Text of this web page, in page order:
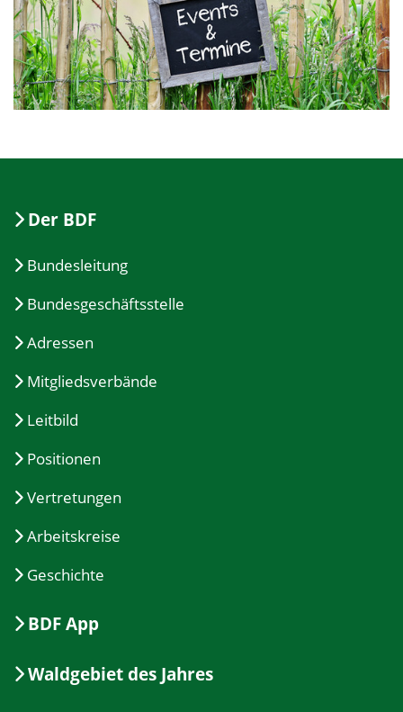
Der BDF
Bundesleitung
Bundesgeschäftsstelle
Adressen
Mitgliedsverbände
Leitbild
Positionen
Vertretungen
Arbeitskreise
Geschichte
BDF App
Waldgebiet des Jahres